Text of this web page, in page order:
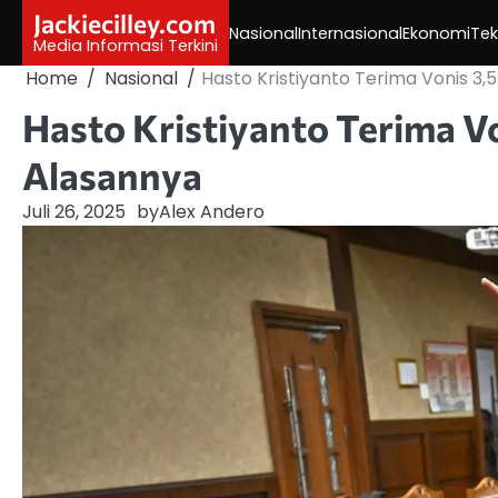
content
Jackiecilley.com
Media Informasi Terkini
NasionalInternasionalEkonomi
Home Nasional Hasto Kristiyanto Terima Vonis
Hasto Kristiyanto Terima
Alasannya
Juli 26, 2025 byAlex Andero